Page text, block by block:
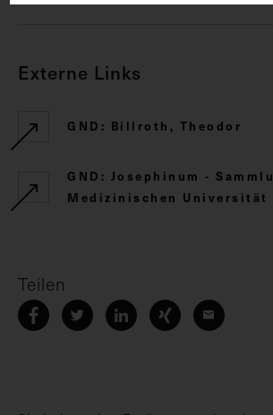
Externe Links
GND: Billroth, Theodor
GND: Josephinum -
Medizinischen Universität
Teilen